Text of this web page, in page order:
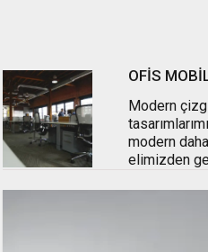
OFİS
Modern
modern
elimizden